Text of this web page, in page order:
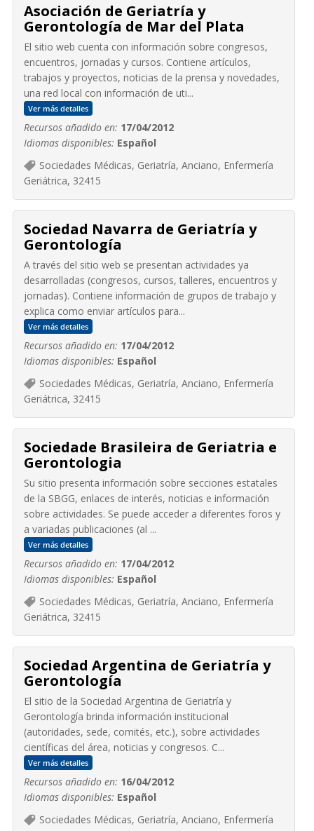
Asociación de Geriatría y
Gerontología de Mar del Plata
El sitio web cuenta con información sobre congresos,
encuentros, jornadas y cursos. Contiene artículos,
trabajos y proyectos, noticias de la prensa y novedades,
una red local con información de uti...
Ver más detalles
Recursos añadido en: 17/04/2012
Idiomas disponibles: Español
Sociedades Médicas, Geriatría, Anciano, Enfermería
Geriátrica, 32415
Sociedad Navarra de Geriatría y
Gerontología
A través del sitio web se presentan actividades ya
desarrolladas (congresos, cursos, talleres, encuentros y
jornadas). Contiene información de grupos de trabajo y
explica como enviar artículos para...
Ver más detalles
Recursos añadido en: 17/04/2012
Idiomas disponibles: Español
Sociedades Médicas, Geriatría, Anciano, Enfermería
Geriátrica, 32415
Sociedade Brasileira de Geriatria e
Gerontologia
Su sitio presenta información sobre secciones estatales
de la SBGG, enlaces de interés, noticias e información
sobre actividades. Se puede acceder a diferentes foros y
a variadas publicaciones (al ...
Ver más detalles
Recursos añadido en: 17/04/2012
Idiomas disponibles: Español
Sociedades Médicas, Geriatría, Anciano, Enfermería
Geriátrica, 32415
Sociedad Argentina de Geriatría y
Gerontología
El sitio de la Sociedad Argentina de Geriatría y
Gerontología brinda información institucional
(autoridades, sede, comités, etc.), sobre actividades
científicas del área, noticias y congresos. C...
Ver más detalles
Recursos añadido en: 16/04/2012
Idiomas disponibles: Español
Sociedades Médicas, Geriatría, Anciano, Enfermería